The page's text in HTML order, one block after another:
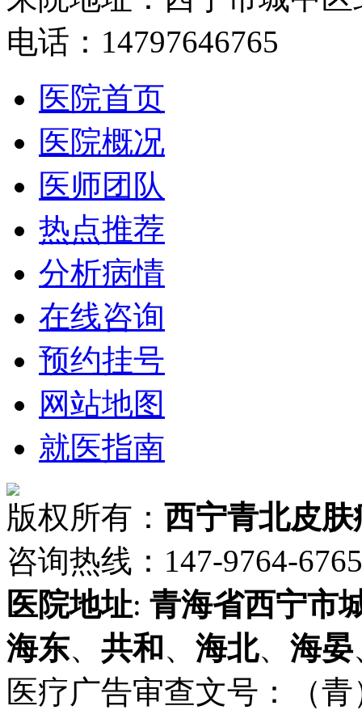
电话：14797646765
医院首页
医院概况
医师团队
热点推荐
分析病情
在线咨询
预约挂号
网站地图
就医指南
版权所有： 西宁青北皮肤
咨询热线：147-9764-
医院地址: 青海省西宁市
海东、 共和 、 海北、 海晏
医疗广告审查文号：（